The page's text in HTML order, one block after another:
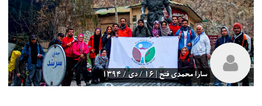
سارا محمدی فتح | 16 / دی / 1394